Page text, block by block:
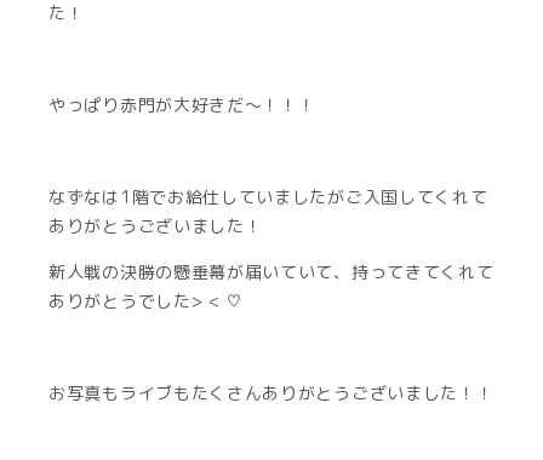
た！
やっぱり赤門が大好きだ〜！！！
なずなは1階でお給仕していましたがご入国してくれて
ありがとうございました！
新人戦の決勝の懸垂幕が届いていて、持ってきてくれて
ありがとうでした> < ♡
お写真もライブもたくさんありがとうございました！！